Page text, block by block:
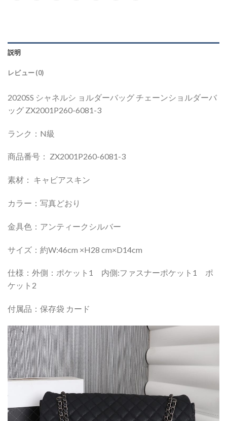
説明
レビュー (0)
2020SS シャネルシ ョルダーバッグ チェーンショルダーバ
ッグ ZX2001P260-6081-3
ランク：N級
商品番号： ZX2001P260-6081-3
素材： キャビアスキン
カラー：写真どおり
金具色：アンティークシルバー
サイズ：約W:46cm ×H28 cm×D14cm
仕様：外側：ポケット1 内側:ファスナーポケット1 ポ
ケット2
付属品：保存袋 カード